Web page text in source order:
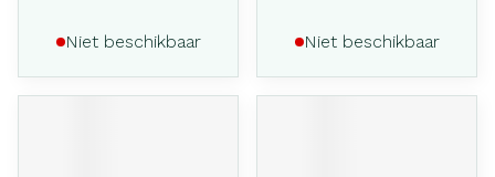
Niet beschikbaar Niet beschikbaar